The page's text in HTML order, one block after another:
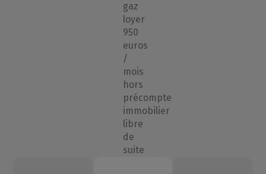
gaz
loyer
950
euros
/
mois
hors
précompte
immobilier
libre
de
suite